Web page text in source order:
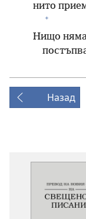
нито
+
Нищо няма
Назад